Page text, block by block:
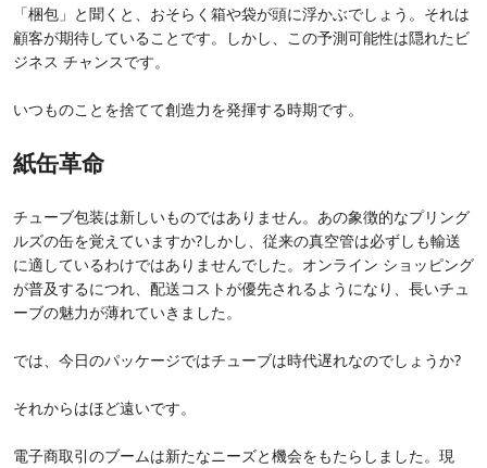
「梱包」と聞くと、おそらく箱や袋が頭に浮かぶでしょう。それは
顧客が期待していることです。しかし、この予測可能性は隠れたビ
ジネス チャンスです。
いつものことを捨てて創造力を発揮する時期です。
紙缶革命
チューブ包装は新しいものではありません。あの象徴的なプリング
ルズの缶を覚えていますか?しかし、従来の真空管は必ずしも輸送
に適しているわけではありませんでした。オンライン ショッピング
が普及するにつれ、配送コストが優先されるようになり、長いチュ
ーブの魅力が薄れていきました。
では、今日のパッケージではチューブは時代遅れなのでしょうか?
それからはほど遠いです。
電子商取引のブームは新たなニーズと機会をもたらしました。現